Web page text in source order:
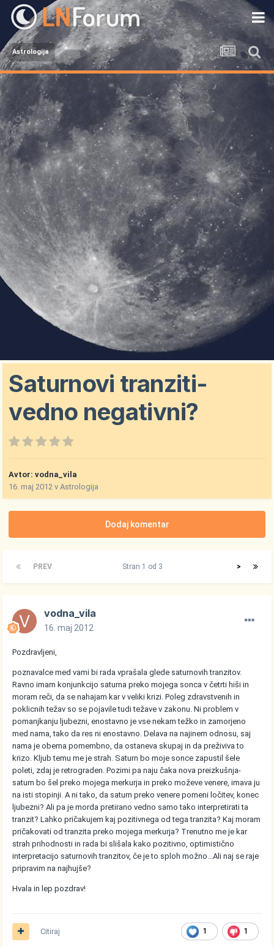
Astrologija
Saturnovi tranziti-
vedno negativni?
Avtor:vodna_vila
16. maj 2012 vAstrologija
Dodaj komentar
PREV >
Stran 1 od 3
vodna_vila
16. maj 2012
Pozdravljeni,
poznavalce med vami bi rada vprašala glede saturnovih tranzitov.
Ravno imam konjunkcijo saturna preko mojega sonca v četrti hiši in
moram reči, da se nahajam kar v veliki krizi. Poleg zdravstvenih in
poklicnih težav so se pojavile tudi težave v zakonu. Ni problem v
pomanjkanju ljubezni, enostavno je vse nekam težko in zamorjeno
med nama, tako da res ni enostavno. Delava na najinem odnosu, saj
nama je obema pomembno, da ostaneva skupaj in da preživiva to
krizo. Kljub temu me je strah. Saturn bo moje sonce zapustil šele
poleti, zdaj je retrograden. Pozimi pa naju čaka nova preizkušnja-
saturn bo šel preko mojega merkurja in preko moževe venere, imava ju
na isti stopinji. A ni tako, da saturn preko venere pomeni ločitev, konec
ljubezni? Ali pa je morda pretirano vedno samo tako interpretirati ta
tranzit? Lahko pričakujem kaj pozitivnega od tega tranzita? Kaj moram
pričakovati od tranzita preko mojega merkurja? Trenutno me je kar
strah prihodnosti in rada bi slišala kako pozitivno, optimistično
interpretacijo saturnovih tranzitov, če je to sploh možno...Ali naj se raje
pripravim na najhujše?
Hvala in lep pozdrav!
1 1
Citiraj